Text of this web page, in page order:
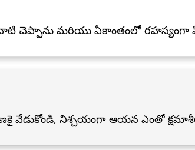
చెప్పాను మరియు ఏకాంతంలో రహస్యంగా
వేడుకోండి, నిశ్చయంగా ఆయన ఎంతో